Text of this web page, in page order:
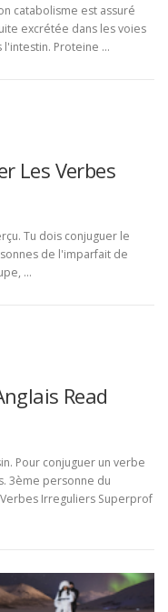
catabolisme est assuré
excrétée dans les voies
Proteine …
Les Verbes
Tu dois conjuguer le
de l'imparfait de
…
Read
Pour conjuguer un verbe
3ème personne du
Irreguliers Superprof